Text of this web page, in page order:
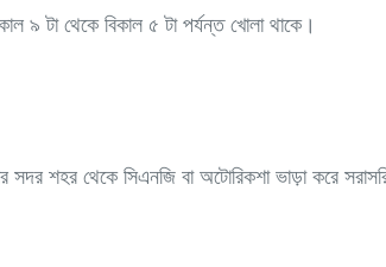
৯ টা থেকে বিকাল ৫ টা পর্যন্ত খোলা থাকে।
শহর থেকে সিএনজি বা অটোরিকশা ভাড়া করে সরাসরি